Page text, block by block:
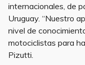
internacionales, de
Uruguay. “Nuestro
nivel de
motociclistas para
Pizutti.